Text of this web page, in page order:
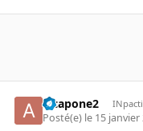
alcapone2
Posté(e) le 15 janvier